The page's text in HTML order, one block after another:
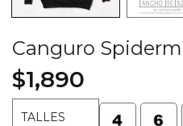
Canguro
$1,890
TALLES